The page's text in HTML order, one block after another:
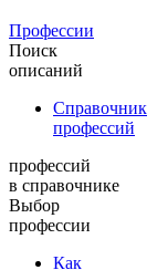
Профессии
Поиск
описаний
Справочник
профессий
профессий
в справочнике
Выбор
профессии
Как